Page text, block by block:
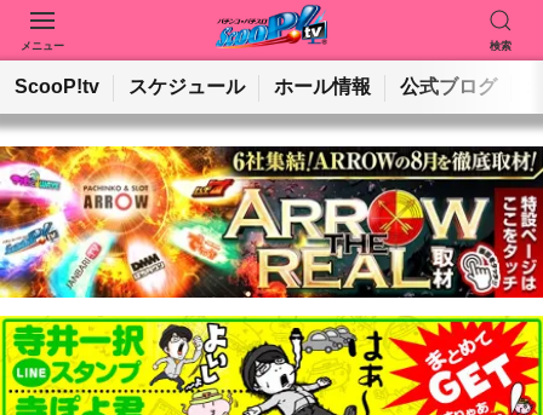
メニュー 検索
動画を検索 ホールを検索
検索
ScooP!tv スケジュール ホール情報 公式ブログ